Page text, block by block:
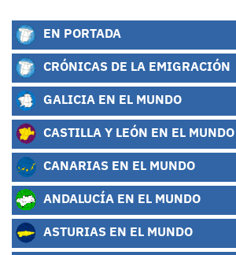
EN PORTADA
CRÓNICAS DE LA EMIGRACIÓN
GALICIA EN EL MUNDO
CASTILLA Y LEÓN EN EL MUNDO
CANARIAS EN EL MUNDO
ANDALUCÍA EN EL MUNDO
ASTURIAS EN EL MUNDO